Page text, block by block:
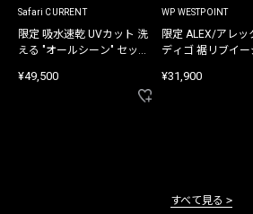
Safari CURRENT
限定 吸水速乾 UVカット 洗
える "オールシーン" セット
¥49,500
WP WESTPOINT
限定 ALEX/アレッ
ディゴ 裾リブイー
¥31,900
すべて見る